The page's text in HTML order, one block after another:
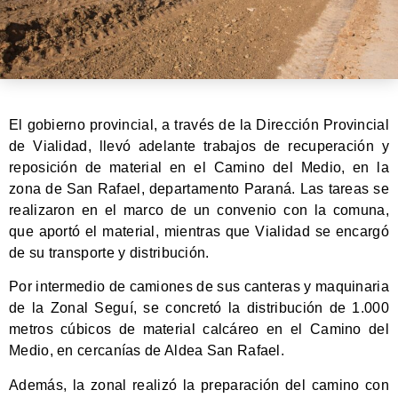
El gobierno provincial, a través de la Dirección Provincial
de Vialidad, llevó adelante trabajos de recuperación y
reposición de material en el Camino del Medio, en la
zona de San Rafael, departamento Paraná. Las tareas se
realizaron en el marco de un convenio con la comuna,
que aportó el material, mientras que Vialidad se encargó
de su transporte y distribución.
Por intermedio de camiones de sus canteras y maquinaria
de la Zonal Seguí, se concretó la distribución de 1.000
metros cúbicos de material calcáreo en el Camino del
Medio, en cercanías de Aldea San Rafael.
Además, la zonal realizó la preparación del camino con